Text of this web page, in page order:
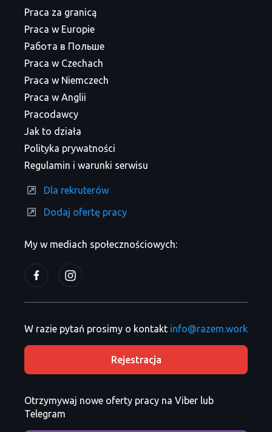
My w mediach społecznościowych:
Praca za granicą
Praca w Europie
Работа в Польше
Praca w Czechach
Praca w Niemczech
Praca w Anglii
Pracodawcy
Jak to działa
Polityka prywatności
Regulamin i warunki serwisu
Dla rekruterów
Dodaj ofertę pracy
W razie pytań prosimy o kontakt info@razem.work
Rejestracja
Otrzymywaj nowe oferty pracy na Viber lub
Telegram